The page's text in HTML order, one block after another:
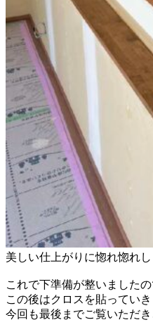
美しい仕上がりに惚れ惚れ
これで下準備が整いましたの
この後はクロスを貼ってい
今回も最後までご覧いただ